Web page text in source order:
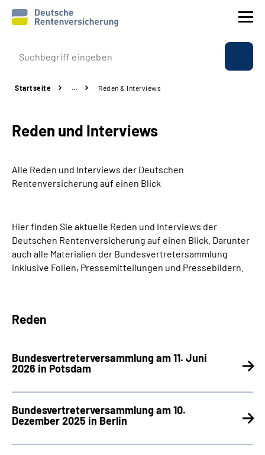
Prävention
Rente
Beratung & Kontakt
Über uns & Presse
Online-Services
Language
Inhalte in Gebärdensprache (DGS)
Leichte Sprache
Mein Kundenportal
Startseite … Reden & Interviews
Reden und Interviews
Alle Reden und Interviews der Deutschen
Rentenversicherung auf einen Blick
Hier finden Sie aktuelle Reden und Interviews der
Deutschen Rentenversicherung auf einen Blick. Darunter
auch alle Materialien der Bundesvertretersammlung
inklusive Folien, Pressemitteilungen und Pressebildern.
Reden
Bundesvertreterversammlung am 11. Juni
2026 in Potsdam
Bundesvertreterversammlung am 10.
Dezember 2025 in Berlin